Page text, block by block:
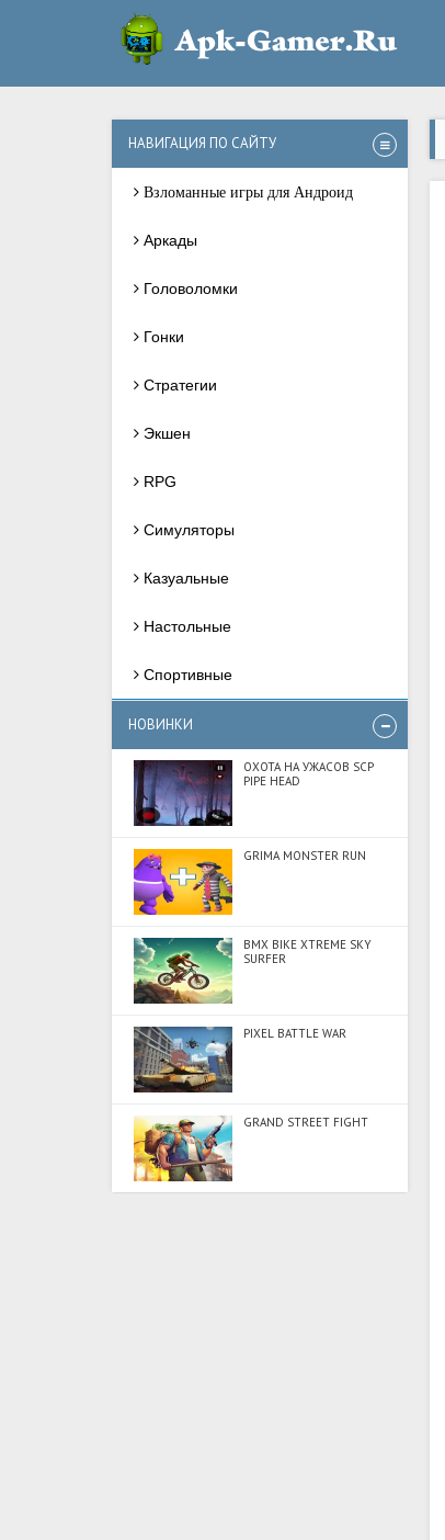
НАВИГАЦИЯ ПО САЙТУ
Взломанные игры для Андроид
Аркады
Головоломки
Гонки
Стратегии
Экшен
RPG
Симуляторы
Казуальные
Настольные
Спортивные
НОВИНКИ
ОХОТА НА УЖАСОВ SCP
PIPE HEAD
GRIMA MONSTER RUN
BMX BIKE XTREME SKY
SURFER
PIXEL BATTLE WAR
GRAND STREET FIGHT